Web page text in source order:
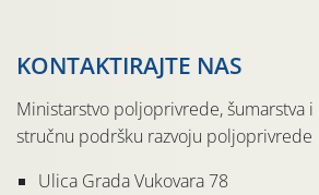
KONTAKTIRAJTE NAS
Ministarstvo poljoprivrede, šumarstva i
stručnu podršku razvoju poljoprivrede
Ulica Grada Vukovara 78